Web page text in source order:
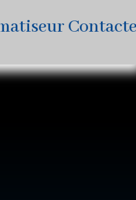
Contactez-